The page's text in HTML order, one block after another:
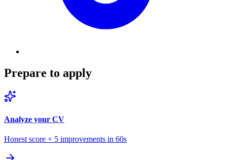
Prepare to apply
Analyze your CV
Honest score + 5 improvements in 60s